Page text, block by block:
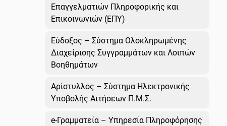
Επαγγελματιών Πληροφορικής και
Επικοινωνιών (ΕΠΥ)
Εύδοξος – Σύστημα Ολοκληρωμένης
Διαχείρισης Συγγραμμάτων και Λοιπών
Βοηθημάτων
Αρίστυλλος – Σύστημα Ηλεκτρονικής
Υποβολής Αιτήσεων Π.Μ.Σ.
e-Γραμματεία – Υπηρεσία Πληροφόρησης